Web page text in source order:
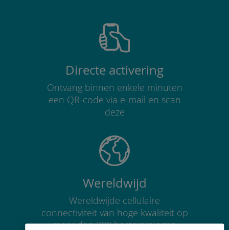
Directe activering
Ontvang binnen enkele minuten
een QR-code via e-mail en scan
deze
Wereldwijd
Wereldwijde cellulaire
connectiviteit van hoge kwaliteit op
meer dan 200 bestemmingen